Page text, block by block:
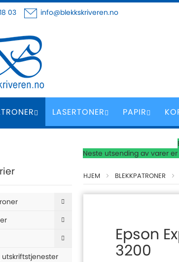
03 info@blekkskriveren.no
LASERTONER PAPIR
Neste utsending av varer
HJEM BLEKKPATRONER
Epson
3200